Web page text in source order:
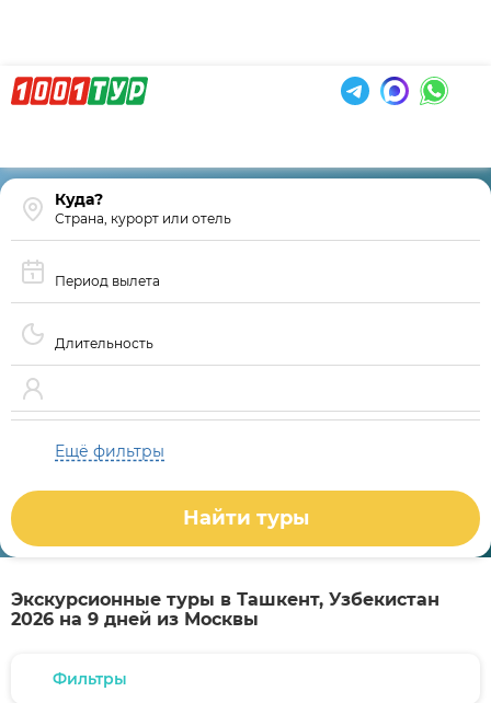
Страна, курорт или отель
Период вылета
Длительность
Ещё фильтры
Найти туры
Экскурсионные туры в Ташкент, Узбекистан
2026 на 9 дней из Москвы
Фильтры